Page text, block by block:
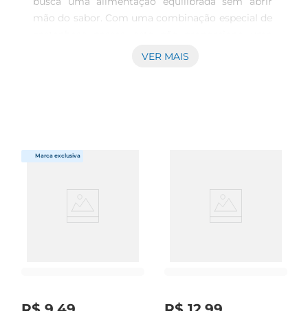
mão do sabor. Com uma combinação especial de
experiência única a cada mordida. Seu formato
saborinigualável
nutrientes essenciais. As castanhas adicionam
VER MAIS